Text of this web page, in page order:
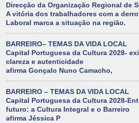
Direcção da Organização Regional de
A vitória dos trabalhadores com a
Laboral marca a situação na região.
BARREIRO– TEMAS DA VIDA LOCAL
Capital Portuguesa da Cultura 2028-
clareza e autenticidade
afirma Gonçalo Nuno Camacho,
BARREIRO – TEMAS DA VIDA LOCAL
Capital Portuguesa da Cultura 2028-
futuro: a Cultura Integral e o Barreiro
afirma Jéssica P